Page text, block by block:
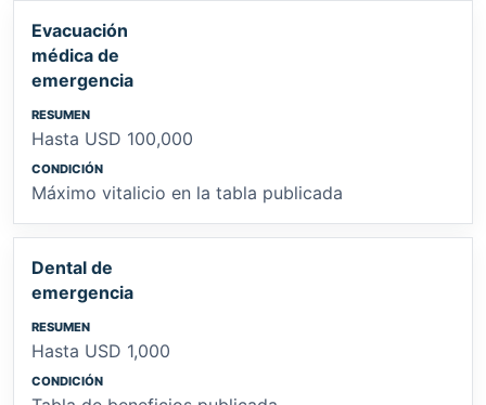
Evacuación
médica de
emergencia
Hasta USD 100,000
Máximo vitalicio en la tabla publicada
Dental de
emergencia
Hasta USD 1,000